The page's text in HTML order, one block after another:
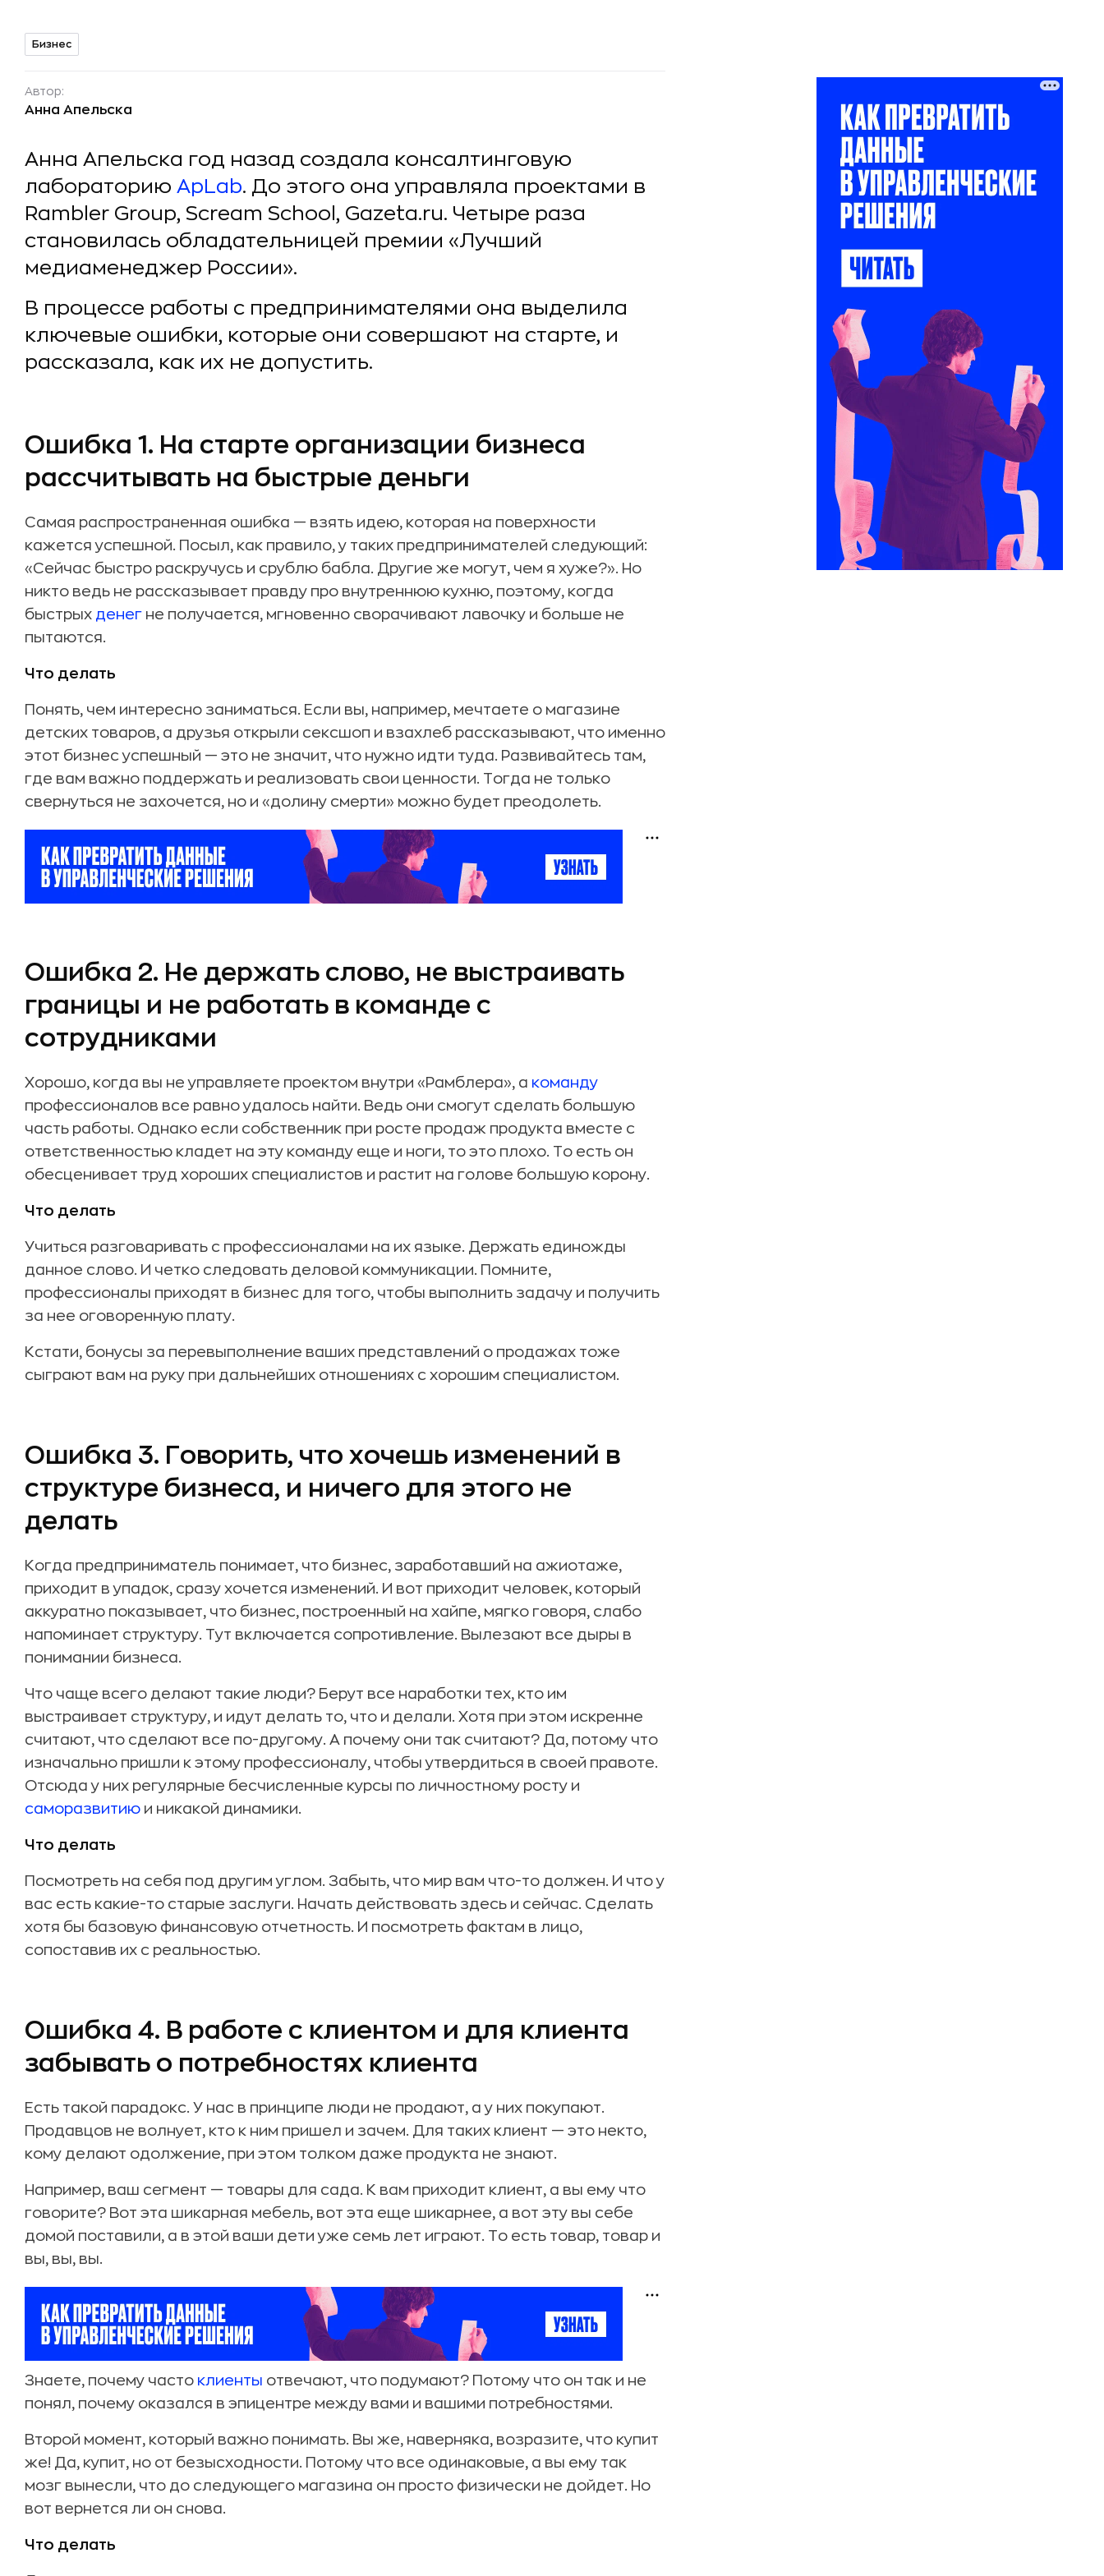
Бизнес
Автор:
Анна Апельска
Анна Апельска год назад создала консалтинговую
лабораторию ApLab. До этого она управляла проектами в
Rambler Group, Scream School, Gazeta.ru. Четыре раза
становилась обладательницей премии «Лучший
медиаменеджер России».
В процессе работы с предпринимателями она выделила
ключевые ошибки, которые они совершают на старте, и
рассказала, как их не допустить.
Ошибка 1. На старте организации бизнеса
рассчитывать на быстрые деньги
Самая распространенная ошибка — взять идею, которая на поверхности
кажется успешной. Посыл, как правило, у таких предпринимателей следующий:
«Сейчас быстро раскручусь и срублю бабла. Другие же могут, чем я хуже?». Но
никто ведь не рассказывает правду про внутреннюю кухню, поэтому, когда
быстрых денег не получается, мгновенно сворачивают лавочку и больше не
пытаются.
Что делать
Понять, чем интересно заниматься. Если вы, например, мечтаете о магазине
детских товаров, а друзья открыли сексшоп и взахлеб рассказывают, что именно
этот бизнес успешный — это не значит, что нужно идти туда. Развивайтесь там,
где вам важно поддержать и реализовать свои ценности. Тогда не только
свернуться не захочется, но и «долину смерти» можно будет преодолеть.
Ошибка 2. Не держать слово, не выстраивать
границы и не работать в команде с
сотрудниками
Хорошо, когда вы не управляете проектом внутри «Рамблера», а команду
профессионалов все равно удалось найти. Ведь они смогут сделать большую
часть работы. Однако если собственник при росте продаж продукта вместе с
ответственностью кладет на эту команду еще и ноги, то это плохо. То есть он
обесценивает труд хороших специалистов и растит на голове большую корону.
Что делать
Учиться разговаривать с профессионалами на их языке. Держать единожды
данное слово. И четко следовать деловой коммуникации. Помните,
профессионалы приходят в бизнес для того, чтобы выполнить задачу и получить
за нее оговоренную плату.
Кстати, бонусы за перевыполнение ваших представлений о продажах тоже
сыграют вам на руку при дальнейших отношениях с хорошим специалистом.
Ошибка 3. Говорить, что хочешь изменений в
структуре бизнеса, и ничего для этого не
делать
Когда предприниматель понимает, что бизнес, заработавший на ажиотаже,
приходит в упадок, сразу хочется изменений. И вот приходит человек, который
аккуратно показывает, что бизнес, построенный на хайпе, мягко говоря, слабо
напоминает структуру. Тут включается сопротивление. Вылезают все дыры в
понимании бизнеса.
Что чаще всего делают такие люди? Берут все наработки тех, кто им
выстраивает структуру, и идут делать то, что и делали. Хотя при этом искренне
считают, что сделают все по-другому. А почему они так считают? Да, потому что
изначально пришли к этому профессионалу, чтобы утвердиться в своей правоте.
Отсюда у них регулярные бесчисленные курсы по личностному росту и
саморазвитию и никакой динамики.
Что делать
Посмотреть на себя под другим углом. Забыть, что мир вам что-то должен. И что у
вас есть какие-то старые заслуги. Начать действовать здесь и сейчас. Сделать
хотя бы базовую финансовую отчетность. И посмотреть фактам в лицо,
сопоставив их с реальностью.
Ошибка 4. В работе с клиентом и для клиента
забывать о потребностях клиента
Есть такой парадокс. У нас в принципе люди не продают, а у них покупают.
Продавцов не волнует, кто к ним пришел и зачем. Для таких клиент — это некто,
кому делают одолжение, при этом толком даже продукта не знают.
Например, ваш сегмент — товары для сада. К вам приходит клиент, а вы ему что
говорите? Вот эта шикарная мебель, вот эта еще шикарнее, а вот эту вы себе
домой поставили, а в этой ваши дети уже семь лет играют. То есть товар, товар и
вы, вы, вы.
Знаете, почему часто клиенты отвечают, что подумают? Потому что он так и не
понял, почему оказался в эпицентре между вами и вашими потребностями.
Второй момент, который важно понимать. Вы же, наверняка, возразите, что купит
же! Да, купит, но от безысходности. Потому что все одинаковые, а вы ему так
мозг вынесли, что до следующего магазина он просто физически не дойдет. Но
вот вернется ли он снова.
Что делать